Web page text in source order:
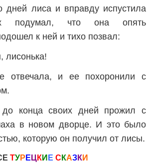
дней лиса и вправду испустила
подумал, что она опять
к ней и тихо позвал:
отвечала, и ее похоронили с
конца своих дней прожил с
в новом дворце. И это было
которую он получил от лисы.
ТУР Е ЦКИ Е С КАЗКИ